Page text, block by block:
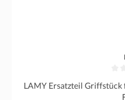
LAMY Ersatzteil